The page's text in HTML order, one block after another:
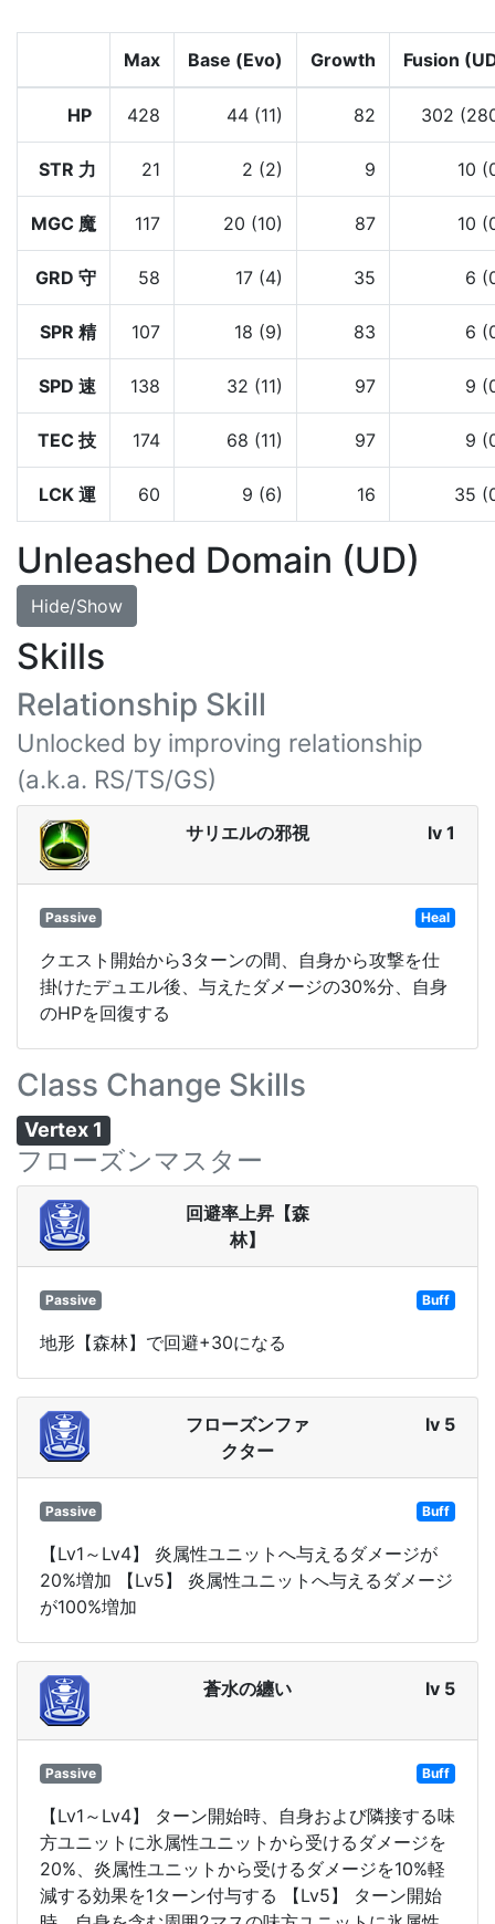
Max Base (Evo) Growth Fusion
HP 428 44 (11) 82 302
STR 力 21 2 (2) 9 10
MGC 魔 117 20 (10) 87 10
GRD 守 58 17 (4) 35 6
SPR 精 107 18 (9) 83 6
SPD 速 138 32 (11) 97 9
TEC 技 174 68 (11) 97 9
LCK 運 60 9 (6) 16 35
Unleashed Domain (UD)
Hide/Show
Skills
Relationship Skill
Unlocked by improving relationship
(a.k.a. RS/TS/GS)
サリエルの邪視 lv 1
Passive Heal
クエスト開始から3ターンの間、自身から攻撃を仕
掛けたデュエル後、与えたダメージの30%分、自身
のHPを回復する
Class Change Skills
Vertex 1
フローズンマスター
回避率上昇【森
林】
Passive Buff
地形【森林】で回避+30になる
フローズンファ
クター
lv 5
Passive Buff
【Lv1～Lv4】 炎属性ユニットへ与えるダメージが
20%増加 【Lv5】 炎属性ユニットへ与えるダメージ
が100%増加
蒼水の纏い lv 5
Passive Buff
【Lv1～Lv4】 ターン開始時、自身および隣接する味
方ユニットに氷属性ユニットから受けるダメージを
20%、炎属性ユニットから受けるダメージを10%軽
減する効果を1ターン付与する 【Lv5】 ターン開始